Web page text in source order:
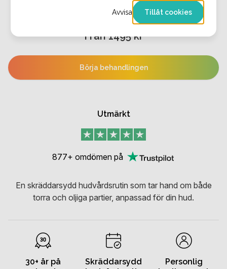
Avvisa Tillåt cookies
effektivt
Från 1495 kr
Börja behandlingen
Utmärkt
877+ omdömen på
En skräddarsydd hudvårdsrutin som tar hand om både
torra och oljiga partier, anpassad för din hud.
30+ år på
Skräddarsydd
Personlig